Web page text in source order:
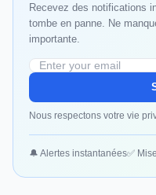
Recevez des notifications
tombe en panne. Ne
importante.
Nous respectons votre vie
🔔 Alertes instantanées✅